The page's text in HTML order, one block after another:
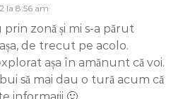
la 8:56 am
prin zonă și mi s-a părut
de trecut pe acolo.
așa în amănunt că voi.
să mai dau o tură acum că